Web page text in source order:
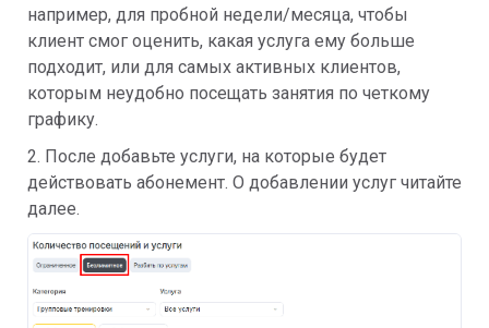
например, для пробной недели/месяца, чтобы
клиент смог оценить, какая услуга ему больше
подходит, или для самых активных клиентов,
которым неудобно посещать занятия по четкому
графику.
2. После добавьте услуги, на которые будет
действовать абонемент. О добавлении услуг читайте
далее.